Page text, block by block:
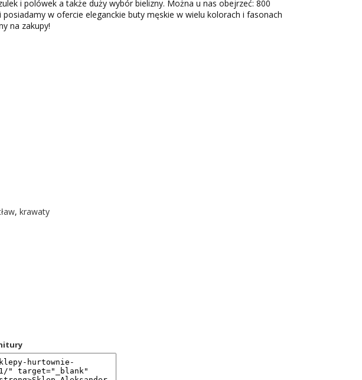
i polówek a także duży wybór bielizny. Można u nas obejrzeć: 800
w ofercie eleganckie buty męskie w wielu kolorach i fasonach
na zakupy!
, krawaty